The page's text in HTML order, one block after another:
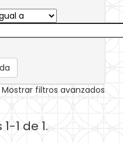
Mostrar filtros avanzados
1 de 1.